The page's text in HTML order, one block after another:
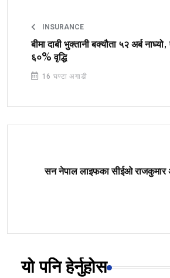
INSURANCE
बीमा दाबी भुक्तानी बक्यौता ५२ अर्ब
६०% वृद्धि
16 घण्टा अगाडी
सन नेपाल लाइफका सीईओ राजकुमार
यो पनि हेर्नुहोस